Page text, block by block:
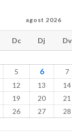
agost 2026
Dc Dj Dv
5 6 7
12 13 14
19 20 21
26 27 28